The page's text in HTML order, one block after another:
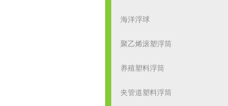
海洋浮球
聚乙烯滚塑浮筒
养殖塑料浮筒
夹管道塑料浮筒